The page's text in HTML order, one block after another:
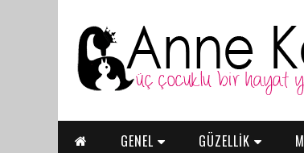
GENEL GÜZELLİK